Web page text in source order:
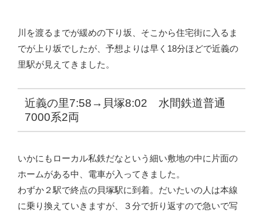
川を渡るまでが緩めの下り坂、そこから住宅街に入るま
でが上り坂でしたが、予想よりは早く18分ほどで近義の
里駅が見えてきました。
近義の里7:58→貝塚8:02 水間鉄道普通
7000系2両
いかにもローカル私鉄だなという細い敷地の中に片面の
ホームがある中、電車が入ってきました。
わずか２駅で終点の貝塚駅に到着。だいたいの人は本線
に乗り換えていきますが、３分で折り返すので急いで写